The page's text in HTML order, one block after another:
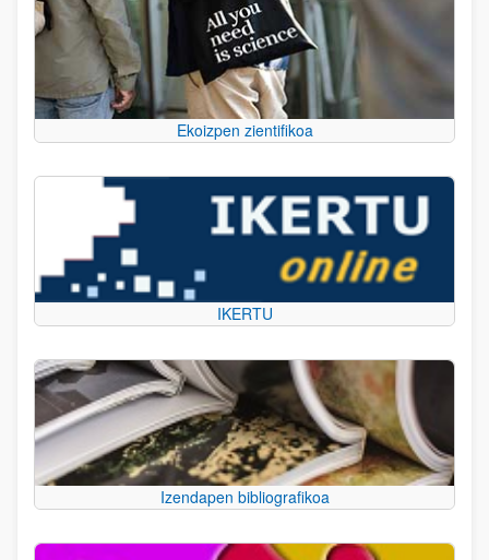
Ekoizpen zientifikoa
IKERTU
Izendapen bibliografikoa